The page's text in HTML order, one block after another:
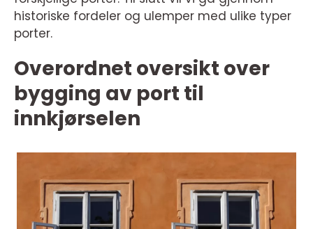
historiske fordeler og ulemper med ulike typer
porter.
Overordnet oversikt over
bygging av port til
innkjørselen